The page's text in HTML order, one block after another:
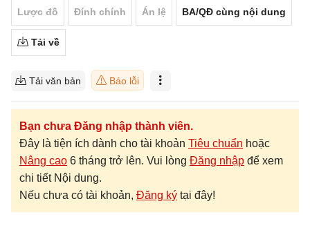
Lược đồ Đính chính Án lệ BA/QĐ cùng nội dung
Tải về
Tải văn bản Báo lỗi
Bạn chưa Đăng nhập thành viên.
Đây là tiện ích dành cho tài khoản Tiêu chuẩn hoặc
Nâng cao 6 tháng trở lên. Vui lòng Đăng nhập để xem
chi tiết Nội dung.
Nếu chưa có tài khoản, Đăng ký tại đây!